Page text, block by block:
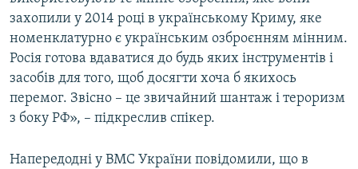
захопили у 2014 році в українському Криму, яке
номенклатурно є українським озброєнням мінним.
Росія готова вдаватися до будь яких інструментів і
засобів для того, щоб досягти хоча б якихось
перемог. Звісно – це звичайний шантаж і тероризм
з боку РФ», – підкреслив спікер.
Напередодні у ВМС України повідомили, що в